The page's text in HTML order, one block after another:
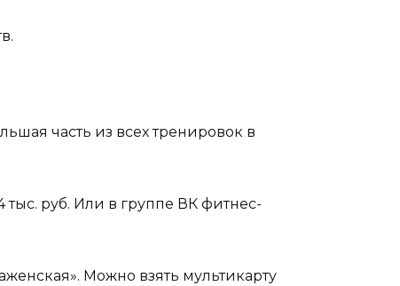
часть из всех тренировок в
тыс. руб. Или в группе ВК фитнес-
Можно взять мультикарту